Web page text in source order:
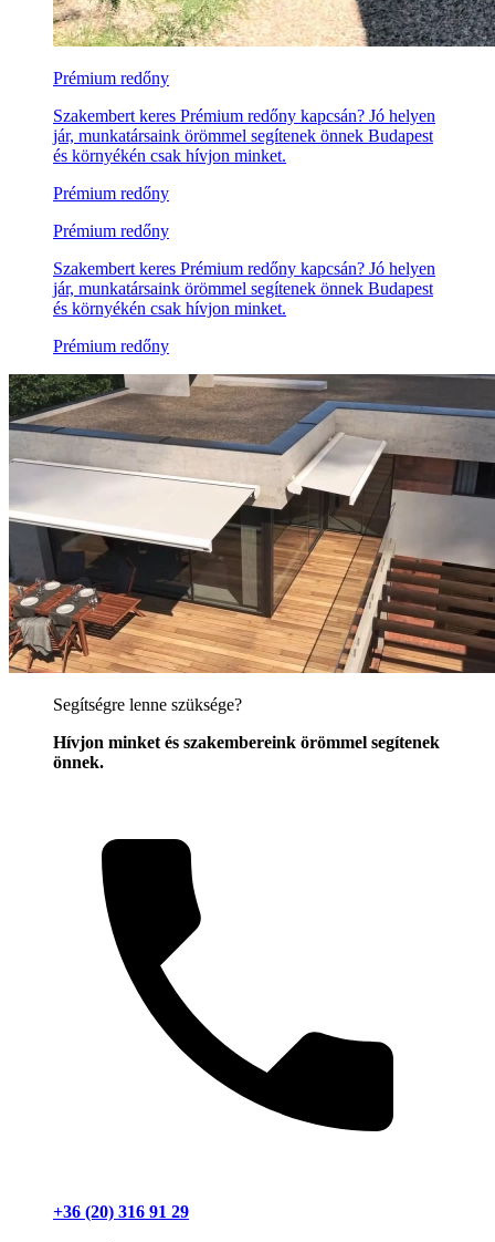
Prémium redőny
Szakembert keres Prémium redőny kapcsán? Jó helyen
jár, munkatársaink örömmel segítenek önnek Budapest
és környékén csak hívjon minket.
Prémium redőny
Prémium redőny
Szakembert keres Prémium redőny kapcsán? Jó helyen
jár, munkatársaink örömmel segítenek önnek Budapest
és környékén csak hívjon minket.
Prémium redőny
Segítségre lenne szüksége?
Hívjon minket és szakembereink örömmel segítenek
önnek.
+36 (20) 316 91 29